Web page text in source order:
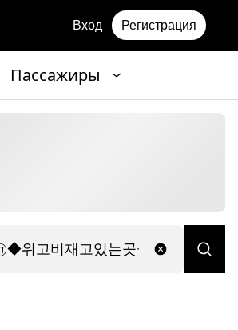
Вход Регистрация
Пассажиры